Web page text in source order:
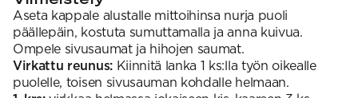
Aseta kappale alustalle mittoihinsa nurja puoli
päällepäin, kostuta sumuttamalla ja anna kuivua.
Ompele sivusaumat ja hihojen saumat.
Virkattu reunus:Kiinnitä lanka 1 ks:lla työn oikealle
puolelle, toisen sivusauman kohdalle helmaan.